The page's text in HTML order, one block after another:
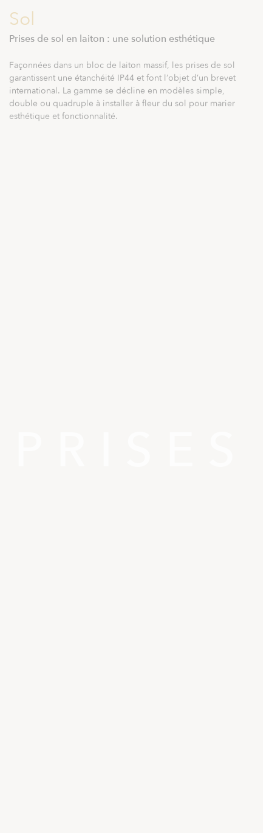
Sol
Prises de sol en laiton : une solution esthétique
Façonnées dans un bloc de laiton massif, les prises de sol
garantissent une étanchéité IP44 et font l’objet d’un brevet
international L a gamme se décline en modèles simple
double ou quadruple à installer à fleur du sol pour marier
esthétique et fonctionnalité